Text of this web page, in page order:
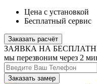
Цена с установкой
Бесплатный сервис
Заказать расчёт
ЗАЯВКА НА
мы перезвоним через 2